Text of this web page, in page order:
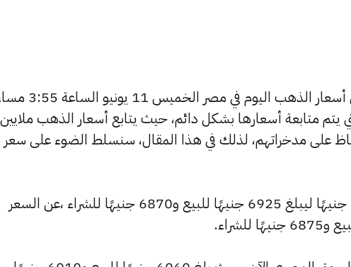
يتساءل العديد من الأشخاص عن أسعار الذهب اليوم في مصر
متابعة أسعارها بشكل دائم، حيث يتابع أسعار الذهب ملايين
على مدخراتهم، لذلك في هذا المقال، سنسلط الضوء على سعر
شهد سعر عيار 24 تراجعًا بقيمة 5 جنيهًا ليبلغ 6925 جنيهًا للبيع و6870 جنيهًا للشراء ،عن السعر